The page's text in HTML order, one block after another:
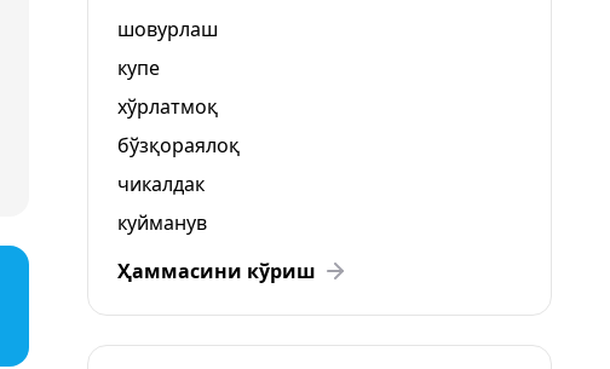
шовурлаш
купе
хўрлатмоқ
бўзқораялоқ
чикалдак
куйманув
Ҳаммасини кўриш